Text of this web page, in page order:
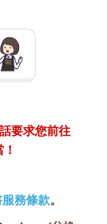
要求您前往
務條款。